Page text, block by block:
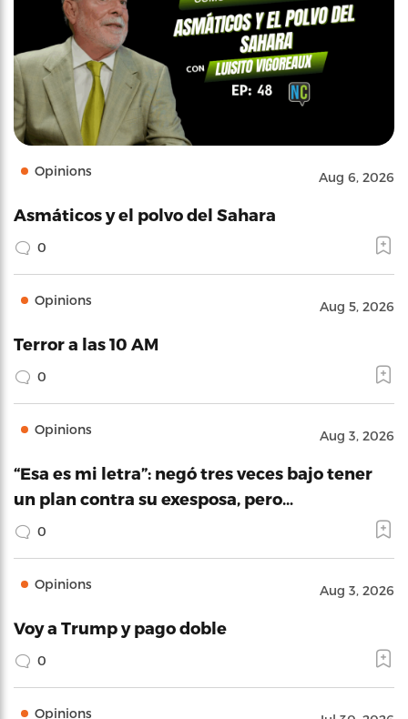
Opinions Aug 6, 2026
Asmáticos y el polvo del Sahara
0
Opinions Aug 5, 2026
Terror a las 10 AM
0
Opinions Aug 3, 2026
“Esa es mi letra”: negó tres veces bajo tener
un plan contra su exesposa, pero…
0
Opinions Aug 3, 2026
Voy a Trump y pago doble
0
Opinions